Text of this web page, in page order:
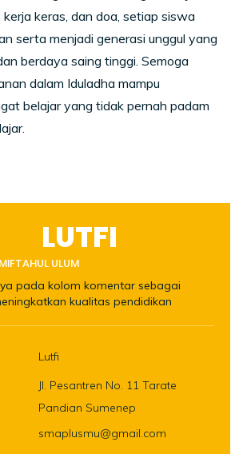
keras, dan doa, setiap siswa
serta menjadi generasi unggul yang
berdaya saing tinggi. Semoga
dalam Iduladha mampu
belajar yang tidak pernah padam
LUTFI
ULUM
pada kolom komentar sebagai
kualitas pendidikan
Lutfi
Jl. Pesantren No. 11 Tarate
Pandian Sumenep
smaplusmu@gmail.com